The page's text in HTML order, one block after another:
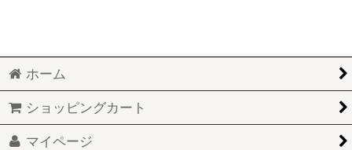
ホーム
ショッピングカート
マイページ